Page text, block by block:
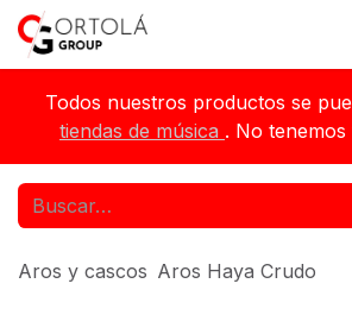
Ir al contenido
Todos nuestros productos se
tiendas de música . No
Aros y cascos Aros Haya Crudo